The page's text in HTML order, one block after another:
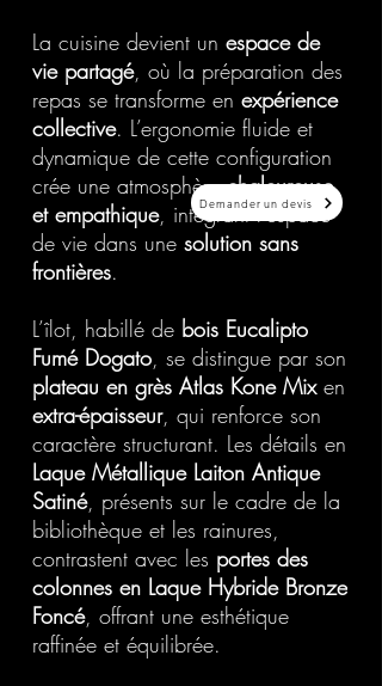
La cuisine devient un espace de
vie partagé, où la préparation des
repas se transforme en expérience
collective. L’ergonomie fluide et
dynamique de cette configuration
crée une atmosphèrechaleureuse
et empathique, intégrant l’espace
de vie dans une solution sans
frontières.
L’îlot, habillé de bois Eucalipto
Fumé Dogato, se distingue par son
plateau en grès Atlas Kone Mixen
extra-épaisseur, qui renforce son
caractère structurant. Les détails en
Laque Métallique Laiton Antique
Satiné, présents sur le cadre de la
bibliothèque et les rainures,
contrastent avec les portes des
colonnes en Laque Hybride Bronze
Foncé, offrant une esthétique
raffinée et équilibrée.
Demander un devis